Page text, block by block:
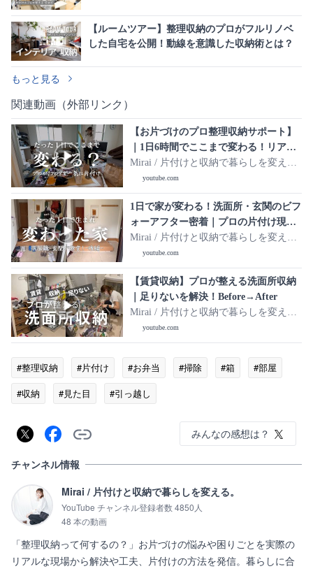
【ルームツアー】整理収納のプロがフルリノベ
した自宅を公開！動線を意識した収納術とは？
もっと見る
関連動画（外部リンク）
【お片づけのプロ整理収納サポート】
｜1日6時間でここまで変わる！リアル
お片づけ現場密着
Mirai / 片付けと収納で暮らしを変え
る。youtube.com
1日で家が変わる！洗面所・玄関のビフ
ォーアフター密着｜プロの片付け現
場・後編
Mirai / 片付けと収納で暮らしを変え
る。youtube.com
【賃貸収納】プロが整える洗面所収納
｜足りないを解決！Before→After
Mirai / 片付けと収納で暮らしを変え
る。youtube.com
#整理収納 #片付け #お弁当 #掃除 #箱
#部屋
#収納
#見た目 #引っ越し
みんなの感想は？
チャンネル情報
Mirai / 片付けと収納で暮らしを変える。
YouTube チャンネル登録者数 4850人
48 本の動画
「整理収納って何するの？」お片づけの悩みや困りごとを実際の
リアルな現場から解決や工夫、片付けの方法を発信。暮らしに合